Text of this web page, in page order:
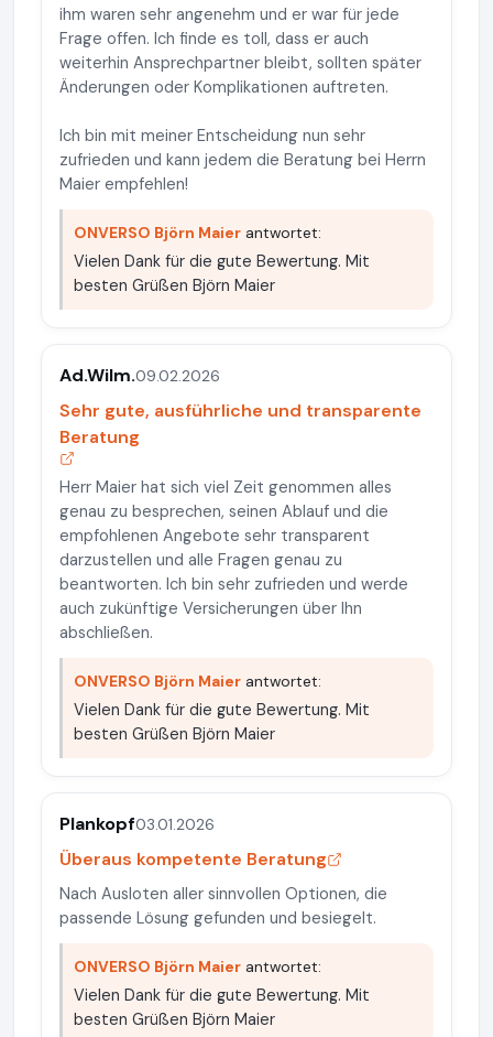
ihm waren sehr angenehm und er war für jede
Frage offen. Ich finde es toll, dass er auch
weiterhin Ansprechpartner bleibt, sollten später
Änderungen oder Komplikationen auftreten.
Ich bin mit meiner Entscheidung nun sehr
zufrieden und kann jedem die Beratung bei Herrn
Maier empfehlen!
ONVERSO Björn Maier antwortet:
Vielen Dank für die gute Bewertung. Mit
besten Grüßen Björn Maier
Ad.Wilm.09.02.2026
Sehr gute, ausführliche und transparente
Beratung
Herr Maier hat sich viel Zeit genommen alles
genau zu besprechen, seinen Ablauf und die
empfohlenen Angebote sehr transparent
darzustellen und alle Fragen genau zu
beantworten. Ich bin sehr zufrieden und werde
auch zukünftige Versicherungen über Ihn
abschließen.
ONVERSO Björn Maier antwortet:
Vielen Dank für die gute Bewertung. Mit
besten Grüßen Björn Maier
Plankopf03.01.2026
Überaus kompetente Beratung
Nach Ausloten aller sinnvollen Optionen, die
passende Lösung gefunden und besiegelt.
ONVERSO Björn Maier antwortet:
Vielen Dank für die gute Bewertung. Mit
besten Grüßen Björn Maier